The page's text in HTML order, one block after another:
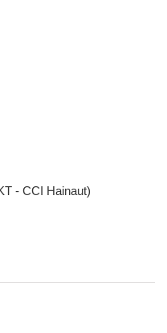
- CCI Hainaut)